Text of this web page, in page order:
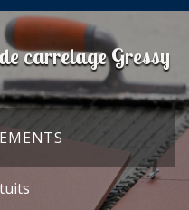
carrelage Gressy